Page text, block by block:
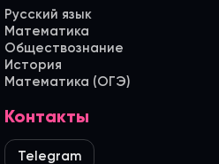
Русский язык
Математика
Обществознание
История
Математика (ОГЭ)
Контакты
Telegram